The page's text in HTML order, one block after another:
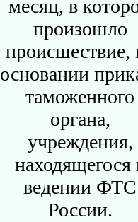
месяц, в
произошло
происшествие,
основании
таможенного
органа,
учреждения,
находящегося
ведении ФТС
России.